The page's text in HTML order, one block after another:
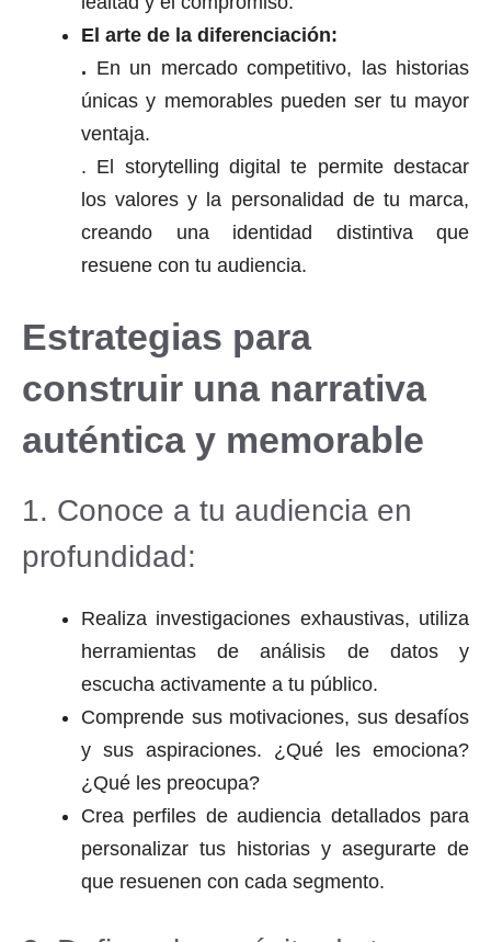
El arte de la diferenciación:
. En un mercado competitivo, las historias
únicas y memorables pueden ser tu mayor
ventaja.
. El storytelling digital te permite destacar
los valores y la personalidad de tu marca,
creando una identidad distintiva que
resuene con tu audiencia.
Estrategias para
construir una narrativa
auténtica y memorable
1. Conoce a tu audiencia en
profundidad:
Realiza investigaciones exhaustivas, utiliza
herramientas de análisis de datos y
escucha activamente a tu público.
Comprende sus motivaciones, sus desafíos
y sus aspiraciones. ¿Qué les emociona?
¿Qué les preocupa?
Crea perfiles de audiencia detallados para
personalizar tus historias y asegurarte de
que resuenen con cada segmento.